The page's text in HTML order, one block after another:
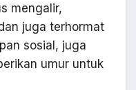
mengalir,
juga terhormat
sosial, juga
umur untuk